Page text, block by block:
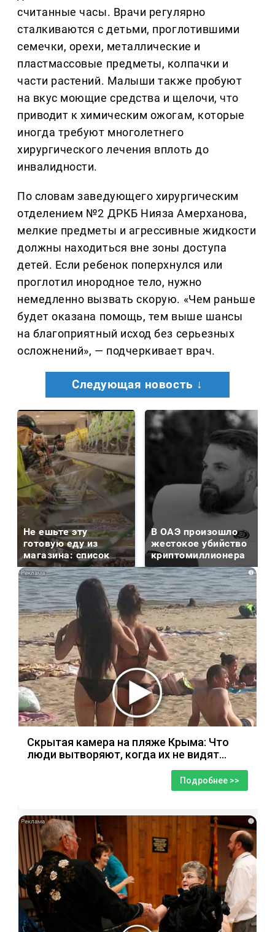
считанные часы. Врачи регулярно
сталкиваются с детьми, проглотившими
семечки, орехи, металлические и
пластмассовые предметы, колпачки и
части растений. Малыши также пробуют
на вкус моющие средства и щелочи, что
приводит к химическим ожогам, которые
иногда требуют многолетнего
хирургического лечения вплоть до
инвалидности.
По словам заведующего хирургическим
отделением №2 ДРКБ Нияза Амерханова,
мелкие предметы и агрессивные жидкости
должны находиться вне зоны доступа
детей. Если ребенок поперхнулся или
проглотил инородное тело, нужно
немедленно вызвать скорую. «Чем раньше
будет оказана помощь, тем выше шансы
на благоприятный исход без серьезных
осложнений», — подчеркивает врач.
Следующая новость ↓
Не ешьте эту
готовую еду из
магазина: список
В ОАЭ произошло
жестокое убийство
криптомиллионера
i
Скрытая камера на пляже Крыма: Что
люди вытворяют, когда их не видят...
Подробнее >>
i